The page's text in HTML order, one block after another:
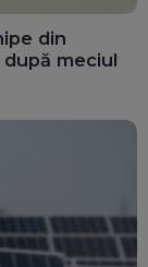
din
meciul